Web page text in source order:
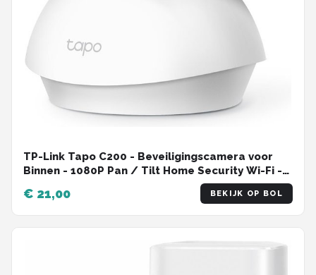
TP-Link Tapo C200 - Beveiligingscamera voor
Binnen - 1080P Pan / Tilt Home Security Wi-Fi -
€ 21,00 BEKIJK OP BOL